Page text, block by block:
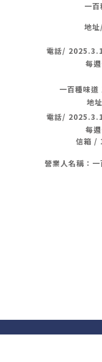
一
地
電話/
每
一百種味
地
電話/
每
信箱
營業人名稱：